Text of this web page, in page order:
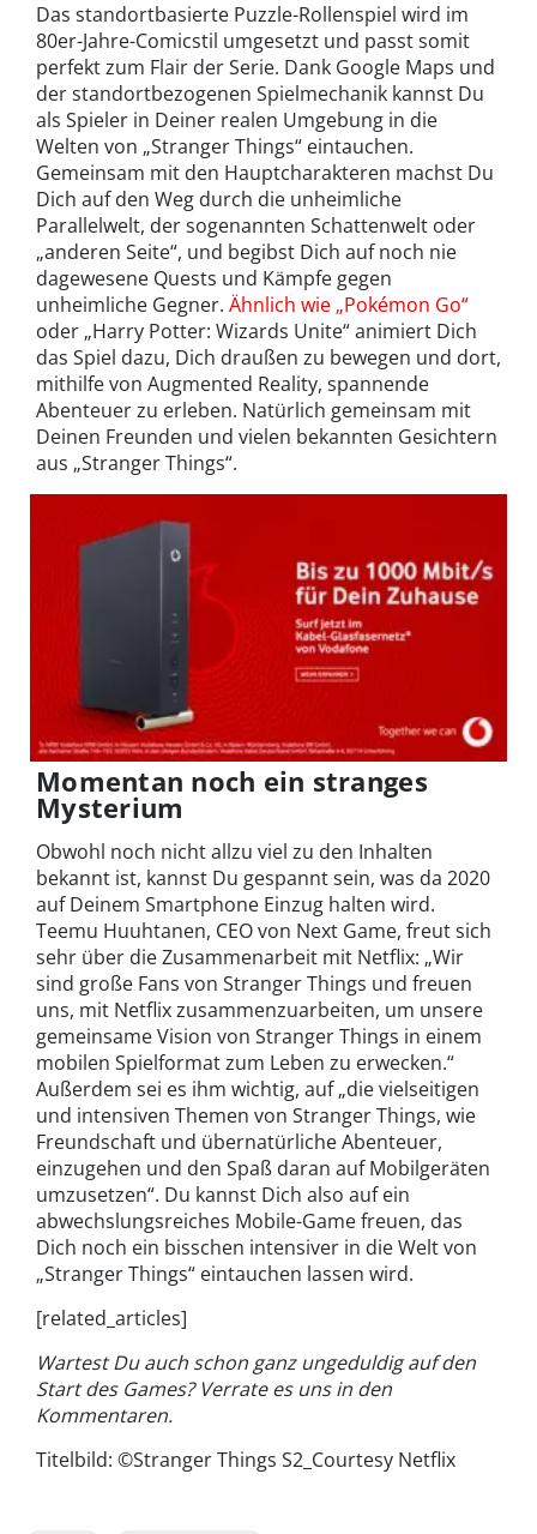
Das standortbasierte Puzzle-Rollenspiel wird im
80er-Jahre-Comicstil umgesetzt und passt somit
perfekt zum Flair der Serie. Dank Google Maps und
der standortbezogenen Spielmechanik kannst Du
als Spieler in Deiner realen Umgebung in die
Welten von „Stranger Things“ eintauchen.
Gemeinsam mit den Hauptcharakteren machst Du
Dich auf den Weg durch die unheimliche
Parallelwelt, der sogenannten Schattenwelt oder
„anderen Seite“, und begibst Dich auf noch nie
dagewesene Quests und Kämpfe gegen
unheimliche Gegner. Ähnlich wie „Pokémon Go“
oder „Harry Potter: Wizards Unite“ animiert Dich
das Spiel dazu, Dich draußen zu bewegen und dort,
mithilfe von Augmented Reality, spannende
Abenteuer zu erleben. Natürlich gemeinsam mit
Deinen Freunden und vielen bekannten Gesichtern
aus „Stranger Things“.
Momentan noch ein stranges
Mysterium
Obwohl noch nicht allzu viel zu den Inhalten
bekannt ist, kannst Du gespannt sein, was da 2020
auf Deinem Smartphone Einzug halten wird.
Teemu Huuhtanen, CEO von Next Game, freut sich
sehr über die Zusammenarbeit mit Netflix: „Wir
sind große Fans von Stranger Things und freuen
uns, mit Netflix zusammenzuarbeiten, um unsere
gemeinsame Vision von Stranger Things in einem
mobilen Spielformat zum Leben zu erwecken.“
Außerdem sei es ihm wichtig, auf „die vielseitigen
und intensiven Themen von Stranger Things, wie
Freundschaft und übernatürliche Abenteuer,
einzugehen und den Spaß daran auf Mobilgeräten
umzusetzen“. Du kannst Dich also auf ein
abwechslungsreiches Mobile-Game freuen, das
Dich noch ein bisschen intensiver in die Welt von
„Stranger Things“ eintauchen lassen wird.
[related_articles]
Wartest Du auch schon ganz ungeduldig auf den
Start des Games? Verrate es uns in den
Kommentaren.
Titelbild: ©Stranger Things S2_Courtesy Netflix